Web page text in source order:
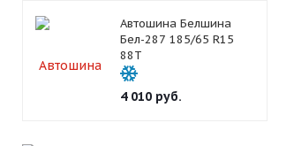
Автошина Белшина
Бел-287 185/65 R15
88T
4 010руб.